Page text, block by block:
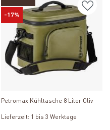
-17%
Petromax Kühltasche 8 Liter Oliv
Lieferzeit: 1 bis 3 Werktage